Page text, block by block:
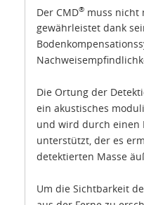
Der CMD® muss nicht
gewährleistet dank
Die Ortung der
ein akustisches
und wird durch einen
unterstützt, der es
detektierten Masse
Um die Sichtbarkeit